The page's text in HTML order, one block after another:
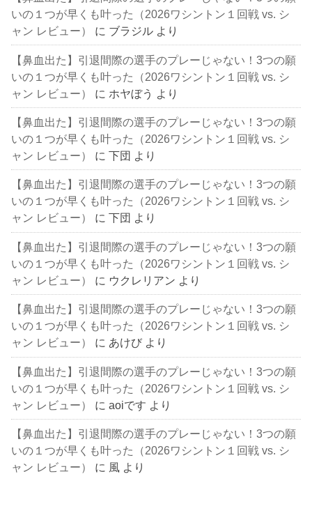
いの１つが早くも叶った（2026ワシントン１回戦 vs. シ
ャン レビュー）
に ブラジル より
【鼻血出た】引退間際の選手のプレーじゃない！3つの願
いの１つが早くも叶った（2026ワシントン１回戦 vs. シ
ャン レビュー）
に ホヤぼう より
【鼻血出た】引退間際の選手のプレーじゃない！3つの願
いの１つが早くも叶った（2026ワシントン１回戦 vs. シ
ャン レビュー）
に下団 より
【鼻血出た】引退間際の選手のプレーじゃない！3つの願
いの１つが早くも叶った（2026ワシントン１回戦 vs. シ
ャン レビュー）
に下団 より
【鼻血出た】引退間際の選手のプレーじゃない！3つの願
いの１つが早くも叶った（2026ワシントン１回戦 vs. シ
ャン レビュー）
に ウクレリアン より
【鼻血出た】引退間際の選手のプレーじゃない！3つの願
いの１つが早くも叶った（2026ワシントン１回戦 vs. シ
ャン レビュー）
に あけび より
【鼻血出た】引退間際の選手のプレーじゃない！3つの願
いの１つが早くも叶った（2026ワシントン１回戦 vs. シ
ャン レビュー）
にaoiです より
【鼻血出た】引退間際の選手のプレーじゃない！3つの願
いの１つが早くも叶った（2026ワシントン１回戦 vs. シ
ャン レビュー）
に 風 より